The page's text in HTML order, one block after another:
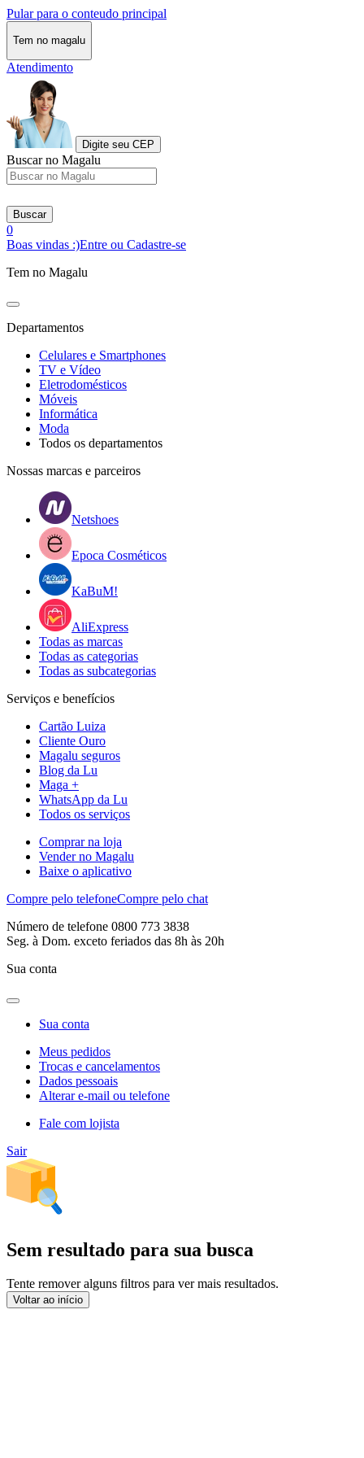
Pular para o conteudo principal
Tem no magalu
Atendimento
Digite seu CEP
Buscar no Magalu
Buscar
0
Boas vindas :)Entre ou Cadastre-se
Tem no Magalu
Departamentos
Celulares e Smartphones
TV e Vídeo
Eletrodomésticos
Móveis
Informática
Moda
Todos os departamentos
Nossas marcas e parceiros
Netshoes
Epoca Cosméticos
KaBuM!
AliExpress
Todas as marcas
Todas as categorias
Todas as subcategorias
Serviços e benefícios
Cartão Luiza
Cliente Ouro
Magalu seguros
Blog da Lu
Maga +
WhatsApp da Lu
Todos os serviços
Comprar na loja
Vender no Magalu
Baixe o aplicativo
Compre pelo telefoneCompre pelo chat
Número de telefone 0800 773 3838
Seg. à Dom. exceto feriados das 8h às 20h
Sua conta
Sua conta
Meus pedidos
Trocas e cancelamentos
Dados pessoais
Alterar e-mail ou telefone
Fale com lojista
Sair
Sem resultado para sua busca
Tente remover alguns filtros para ver mais resultados.
Voltar ao início